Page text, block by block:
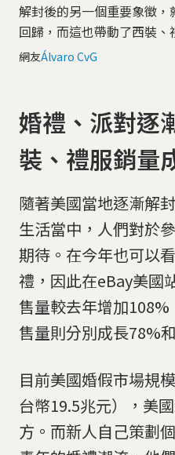
解封後的另一個重要象徵
回歸，而這也帶動了西裝、
網友Álvaro CvG
婚禮、派對逐
裝、禮服銷量
隨著美國當地逐漸解
生活當中，人們對於
期待。在今年也可以
禮，因此在eBay美國
售量較去年增加
售量則分別成長78%
目前美國婚假市場規
台幣19.5兆元），美
方。而新人自己策劃